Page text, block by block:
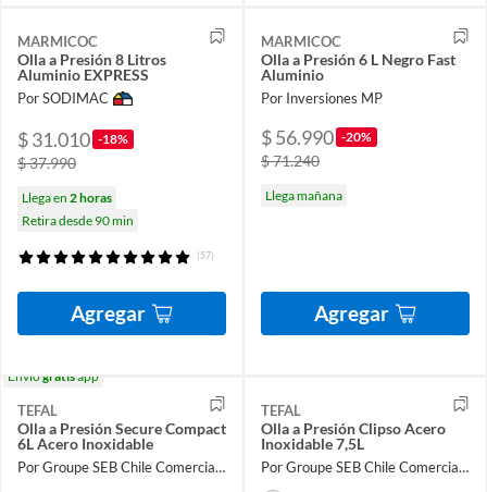
MARMICOC
Olla a Presión 8 Litros
Aluminio EXPRESS
Por SODIMAC
$ 31.010 -18%
$ 37.990
Llega en 2 horas
Retira desde 90 min
(57)
Agregar
MARMICOC
Olla a Presión 6 L Negro Fast
Aluminio
Por Inversiones MP
$ 56.990 -20%
$ 71.240
Llega mañana
Agregar
Envíogratisapp
TEFAL
Olla a Presión Secure Compact
6L Acero Inoxidable
Por Groupe SEB Chile Comercial Limitada
TEFAL
Olla a Presión Clipso Acero
Inoxidable 7,5L
Por Groupe SEB Chile Comercial Limitada